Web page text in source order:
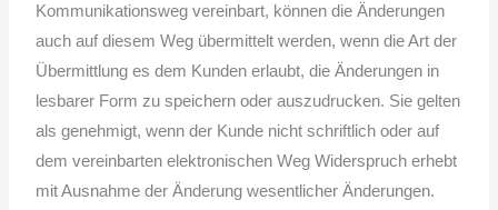
Kommunikationsweg vereinbart, können die Änderungen
auch auf diesem Weg übermittelt werden, wenn die Art der
Übermittlung es dem Kunden erlaubt, die Änderungen in
lesbarer Form zu speichern oder auszudrucken. Sie gelten
als genehmigt, wenn der Kunde nicht schriftlich oder auf
dem vereinbarten elektronischen Weg Widerspruch erhebt
mit Ausnahme der Änderung wesentlicher Änderungen.